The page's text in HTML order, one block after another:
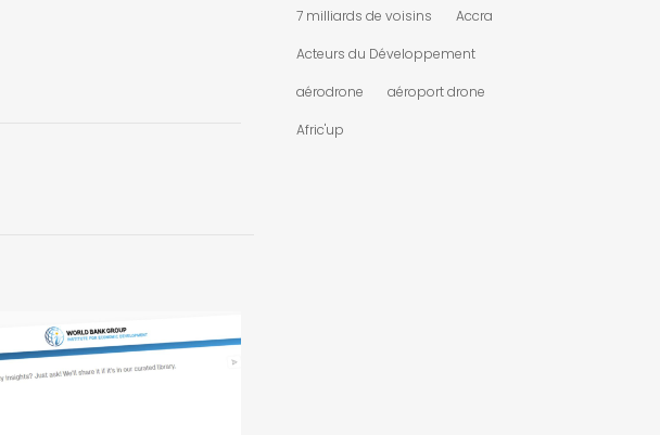
7 milliards de voisins Accra
Acteurs du Développement
aérodrone aéroport drone
Afric'up